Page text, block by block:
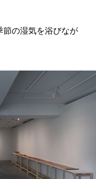
の湿気を浴びなが